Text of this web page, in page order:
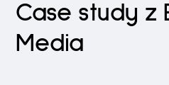
Case study z
Media